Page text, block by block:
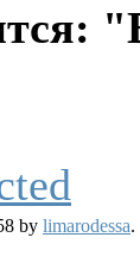
by limarodessa.